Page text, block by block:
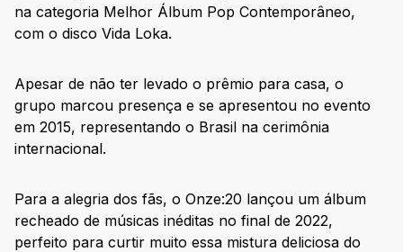
na categoria Melhor Álbum Pop Contemporâneo,
com o disco Vida Loka.
Apesar de não ter levado o prêmio para casa, o
grupo marcou presença e se apresentou no evento
em 2015, representando o Brasil na cerimônia
internacional.
Para a alegria dos fãs, o Onze:20 lançou um álbum
recheado de músicas inéditas no final de 2022,
perfeito para curtir muito essa mistura deliciosa do